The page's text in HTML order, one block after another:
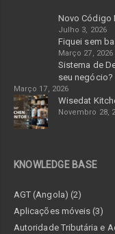
Novo Código
Julho 3, 2026
Fiquei sem
Março 27, 2026
Sistema de
seu negócio?
Março 17, 2026
Wisedat
Novembro 28,
KNOWLEDGE BASE
AGT (Angola) (2)
Aplicações móveis (3)
Autoridade Tributária e